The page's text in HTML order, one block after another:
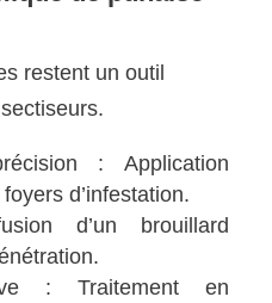
restent un outil
: Application
d’infestation.
d’un brouillard
: Traitement en